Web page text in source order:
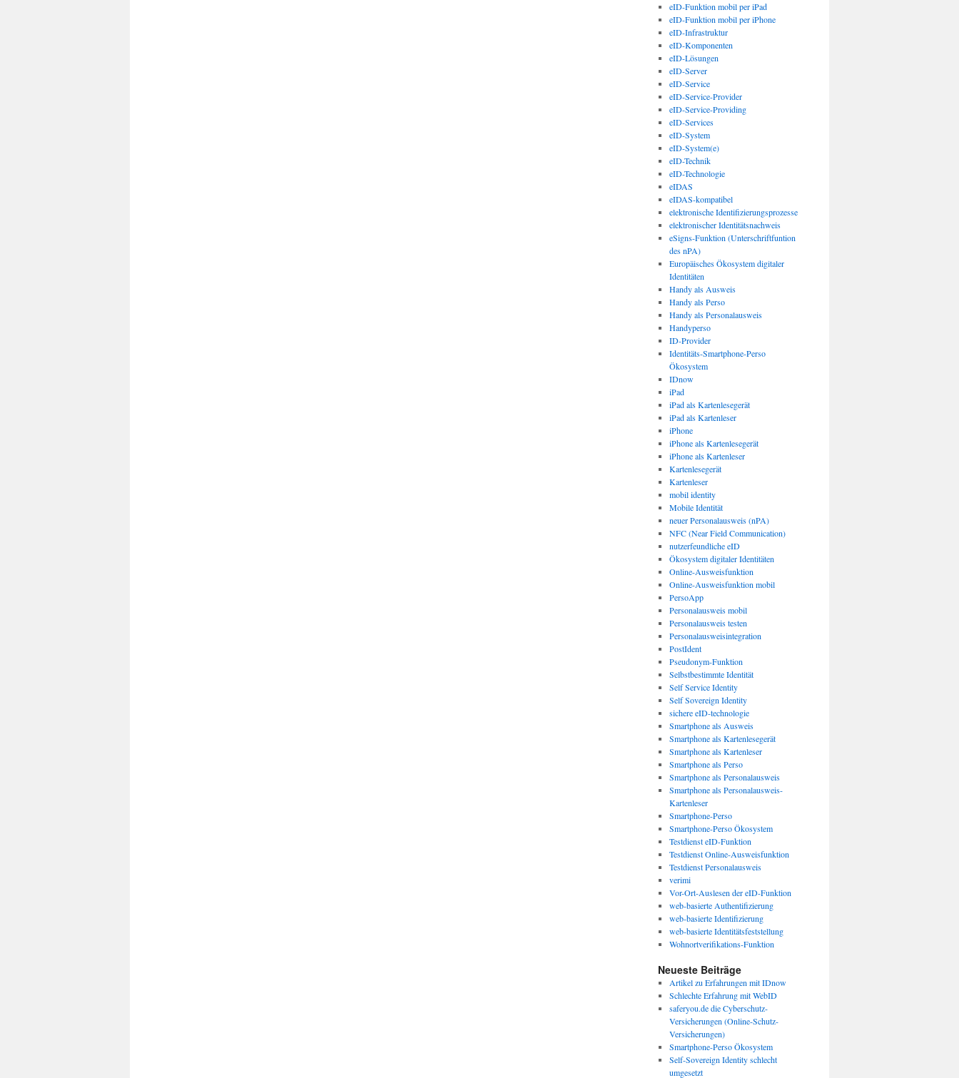
eID-Funktion mobil per iPad
eID-Funktion mobil per iPhone
eID-Infrastruktur
eID-Komponenten
eID-Lösungen
eID-Server
eID-Service
eID-Service-Provider
eID-Service-Providing
eID-Services
eID-System
eID-System(e)
eID-Technik
eID-Technologie
eIDAS
eIDAS-kompatibel
elektronische Identifizierungsprozesse
elektronischer Identitätsnachweis
eSigns-Funktion (Unterschriftfuntion
des nPA)
Europäisches Ökosystem digitaler
Identitäten
Handy als Ausweis
Handy als Perso
Handy als Personalausweis
Handyperso
ID-Provider
Identitäts-Smartphone-Perso
Ökosystem
IDnow
iPad
iPad als Kartenlesegerät
iPad als Kartenleser
iPhone
iPhone als Kartenlesegerät
iPhone als Kartenleser
Kartenlesegerät
Kartenleser
mobil identity
Mobile Identität
neuer Personalausweis (nPA)
NFC (Near Field Communication)
nutzerfeundliche eID
Ökosystem digitaler Identitäten
Online-Ausweisfunktion
Online-Ausweisfunktion mobil
PersoApp
Personalausweis mobil
Personalausweis testen
Personalausweisintegration
PostIdent
Pseudonym-Funktion
Selbstbestimmte Identität
Self Service Identity
Self Sovereign Identity
sichere eID-technologie
Smartphone als Ausweis
Smartphone als Kartenlesegerät
Smartphone als Kartenleser
Smartphone als Perso
Smartphone als Personalausweis
Smartphone als Personalausweis-
Kartenleser
Smartphone-Perso
Smartphone-Perso Ökosystem
Testdienst eID-Funktion
Testdienst Online-Ausweisfunktion
Testdienst Personalausweis
verimi
Vor-Ort-Auslesen der eID-Funktion
web-basierte Authentifizierung
web-basierte Identifizierung
web-basierte Identitätsfeststellung
Wohnortverifikations-Funktion
Neueste Beiträge
Artikel zu Erfahrungen mit IDnow
Schlechte Erfahrung mit WebID
saferyou.de die Cyberschutz-
Versicherungen (Online-Schutz-
Versicherungen)
Smartphone-Perso Ökosystem
Self-Sovereign Identity schlecht
umgesetzt